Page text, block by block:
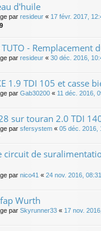
d'huile
par resideur « 17 févr. 2017,
TUTO - Remplacement
par resideur « 30 déc. 2016,
1.9 TDI 105 et casse
par Gab30200 « 11 déc. 2016,
sur touran 2.0 TDI
par sfersystem « 05 déc. 2016,
circuit de
par nico41 « 24 nov. 2016, 08:31
Wurth
par Skyrunner33 « 17 nov.